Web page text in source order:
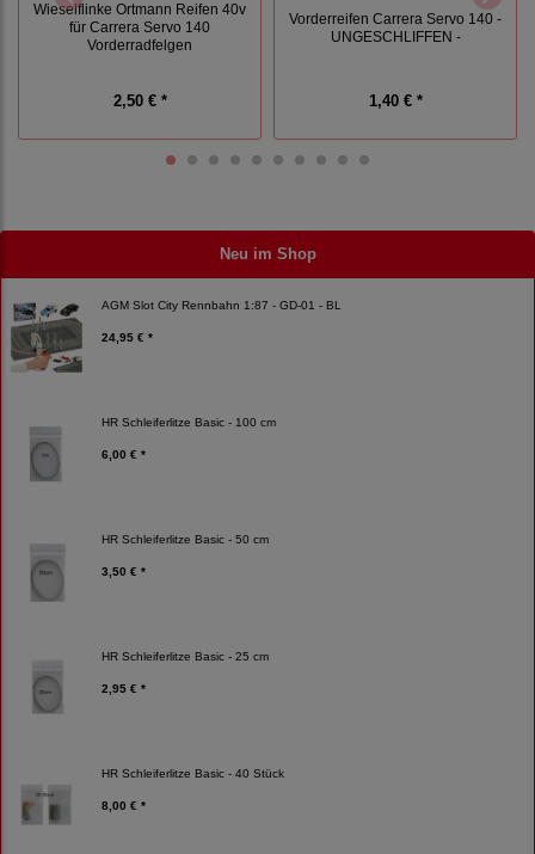
Neu im Shop
AGM Slot City Rennbahn 1:87 - GD-01 - BL
24,95 € *
HR Schleiferlitze Basic - 100 cm
6,00 € *
HR Schleiferlitze Basic - 50 cm
3,50 € *
HR Schleiferlitze Basic - 25 cm
2,95 € *
HR Schleiferlitze Basic - 40 Stück
8,00 € *
Wieselflinke Ortmann Reifen 40v
für Carrera Servo 140
Vorderradfelgen
2,50 € *
Vorderreifen Carrera Servo 140 -
UNGESCHLIFFEN -
1,40 € *